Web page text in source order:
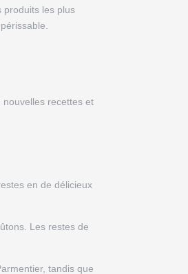
produits les plus
recettes et
en de délicieux
Les restes de
tandis que